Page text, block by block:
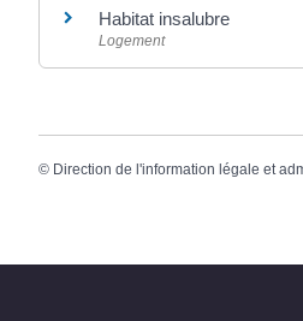
Habitat insalubre
Logement
© Direction de l'information légale et